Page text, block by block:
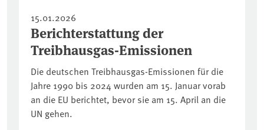
15.01.2026
Berichterstattung der
Treibhausgas-Emissionen
Die deutschen Treibhausgas-Emissionen für die
Jahre 1990 bis 2024 wurden am 15. Januar vorab
an die EU berichtet, bevor sie am 15. April an die
UN gehen.